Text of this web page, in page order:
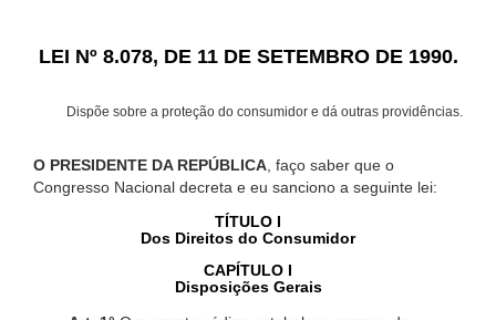
LEI Nº 8.078, DE 11 DE SETEMBRO DE 1990.
Dispõe sobre a proteção do consumidor e dá outras providências.
O PRESIDENTE DA REPÚBLICA , faço saber que o
Congresso Nacional decreta e eu sanciono a seguinte lei:
TÍTULO I
Dos Direitos do Consumidor
CAPÍTULO I
Disposições Gerais